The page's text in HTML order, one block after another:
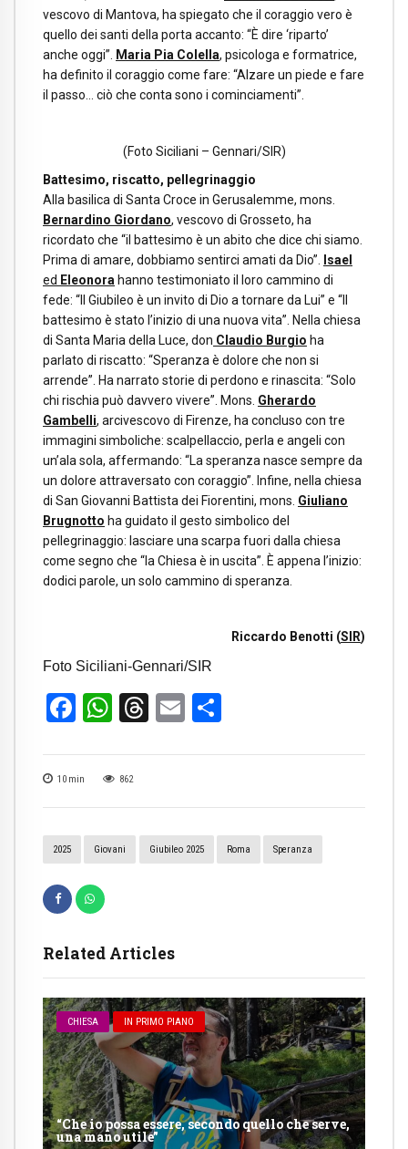
10 min 862
2025 Giovani Giubileo 2025 Roma Speranza
Related Articles
CHIESA IN PRIMO PIANO
“Che io possa essere, secondo quello che serve,
una mano utile”
vescovo di Mantova, ha spiegato che il coraggio vero è
quello dei santi della porta accanto: “È dire ‘riparto’
anche oggi”. Maria Pia Colella, psicologa e formatrice,
ha definito il coraggio come fare: “Alzare un piede e fare
il passo… ciò che conta sono i cominciamenti”.
(Foto Siciliani – Gennari/SIR)
Battesimo, riscatto, pellegrinaggio
Alla basilica di Santa Croce in Gerusalemme, mons.
Bernardino Giordano, vescovo di Grosseto, ha
ricordato che “il battesimo è un abito che dice chi siamo.
Prima di amare, dobbiamo sentirci amati da Dio”.
Isael
ed Eleonora hanno testimoniato il loro cammino di
fede: “Il Giubileo è un invito di Dio a tornare da Lui” e “Il
battesimo è stato l’inizio di una nuova vita”. Nella chiesa
di Santa Maria della Luce, don Claudio Burgio ha
parlato di riscatto: “Speranza è dolore che non si
arrende”. Ha narrato storie di perdono e rinascita: “Solo
chi rischia può davvero vivere”. Mons. Gherardo
Gambelli, arcivescovo di Firenze, ha concluso con tre
immagini simboliche: scalpellaccio, perla e angeli con
un’ala sola, affermando: “La speranza nasce sempre da
un dolore attraversato con coraggio”. Infine, nella chiesa
di San Giovanni Battista dei Fiorentini, mons. Giuliano
Brugnotto ha guidato il gesto simbolico del
pellegrinaggio: lasciare una scarpa fuori dalla chiesa
come segno che “la Chiesa è in uscita”. È appena l’inizio:
dodici parole, un solo cammino di speranza.
Riccardo Benotti (SIR)
Foto Siciliani-Gennari/SIR
Facebook
WhatsApp
Threads
Email